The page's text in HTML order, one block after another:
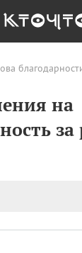
на
за
06.08
07.08